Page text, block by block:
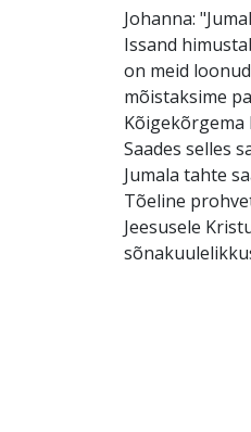
Johanna:
Issand
on meid
mõistaksime
Kõigekõrgema
Saades selles
Jumala tahte
Tõeline
Jeesusele